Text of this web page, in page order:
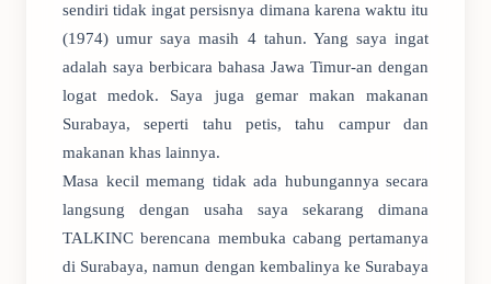
sendiri tidak ingat persisnya dimana karena waktu itu
(1974) umur saya masih 4 tahun. Yang saya ingat
adalah saya berbicara bahasa Jawa Timur-an dengan
logat medok. Saya juga gemar makan makanan
Surabaya, seperti tahu petis, tahu campur dan
makanan khas lainnya.
Masa kecil memang tidak ada hubungannya secara
langsung dengan usaha saya sekarang dimana
TALKINC berencana membuka cabang pertamanya
di Surabaya, namun dengan kembalinya ke Surabaya